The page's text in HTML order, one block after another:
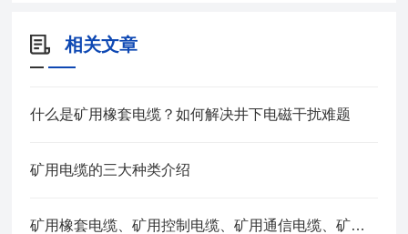
相关文章
什么是矿用橡套电缆？如何解决井下电磁干扰难题
矿用电缆的三大种类介绍
矿用橡套电缆、矿用控制电缆、矿用通信电缆、矿用电力电缆、矿用计算机电缆区别，看完不选错